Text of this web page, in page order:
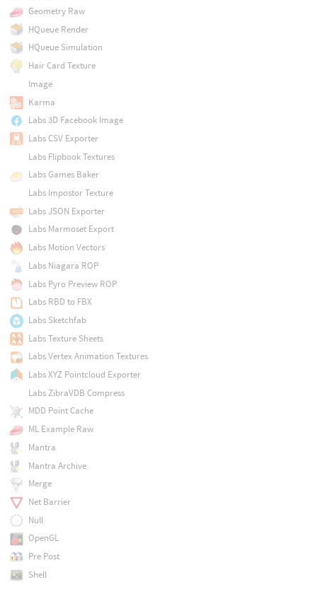
Geometry Raw
HQueue Render
HQueue Simulation
Hair Card Texture
Image
Karma
Labs 3D Facebook Image
Labs CSV Exporter
Labs Flipbook Textures
Labs Games Baker
Labs Impostor Texture
Labs JSON Exporter
Labs Marmoset Export
Labs Motion Vectors
Labs Niagara ROP
Labs Pyro Preview ROP
Labs RBD to FBX
Labs Sketchfab
Labs Texture Sheets
Labs Vertex Animation Textures
Labs XYZ Pointcloud Exporter
Labs ZibraVDB Compress
MDD Point Cache
ML Example Raw
Mantra
Mantra Archive
Merge
Net Barrier
Null
OpenGL
Pre Post
Shell